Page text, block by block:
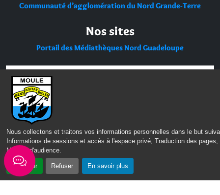
Nous collectons et traitons vos informations personnelles dans le but
Informations de sessions et accès à l'espace privé, Traduction des pages,
Mesure d'audience.
Accepter Refuser En savoir plus
Communauté d’agglomération du Nord Grande-Terre
Nos sites
Portail des Médiathèques Nord Guadeloupe